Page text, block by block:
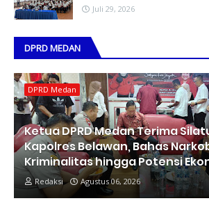
Juli 29, 2026
DPRD MEDAN
DPRD Medan
Ketua DPRD Medan Terima
Kapolres Belawan, Bahas
Kriminalitas hingga Potensi
Redaksi Agustus 06, 2026